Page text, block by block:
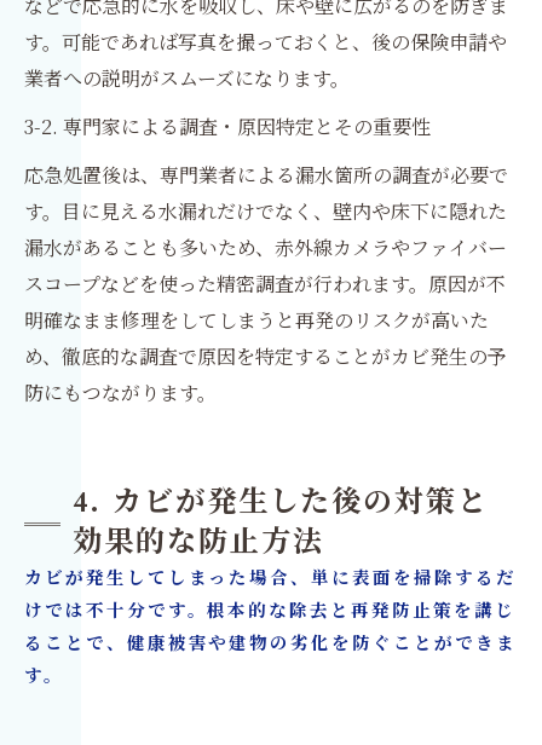
す。可能であれば写真を撮っておくと、後の保険申請や
業者への説明がスムーズになります。
3-2. 専門家による調査・原因特定とその重要性
応急処置後は、専門業者による漏水箇所の調査が必要で
す。目に見える水漏れだけでなく、壁内や床下に隠れた
漏水があることも多いため、赤外線カメラやファイバー
スコープなどを使った精密調査が行われます。原因が不
明確なまま修理をしてしまうと再発のリスクが高いた
め、徹底的な調査で原因を特定することがカビ発生の予
防にもつながります。
4. カビが発生した後の対策と
効果的な防止方法
カビが発生してしまった場合、単に表面を掃除するだ
けでは不十分です。根本的な除去と再発防止策を講じ
ることで、健康被害や建物の劣化を防ぐことができま
す。